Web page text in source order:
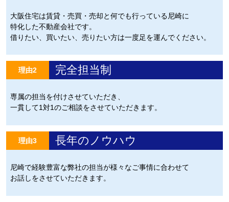
大阪住宅は賃貸・売買・売却と何でも行っている尼崎に
特化した不動産会社です。
借りたい、買いたい、売りたい方は一度足を運んでください。
理由2 完全担当制
専属の担当を付けさせていただき、
一貫して1対1のご相談をさせていただきます。
理由3 長年のノウハウ
尼崎で経験豊富な弊社の担当が様々なご事情に合わせて
お話しをさせていただきます。